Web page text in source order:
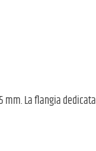
mm. La flangia dedicata